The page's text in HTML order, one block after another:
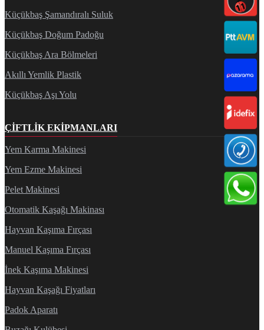
Küçükbaş Şamandıralı Suluk
Küçükbaş Doğum Padoğu
Küçükbaş Ara Bölmeleri
Akıllı Yemlik Plastik
Küçükbaş Aşı Yolu
ÇIFTLIK EKIPMANLARI
Yem Karma Makinesi
Yem Ezme Makinesi
Pelet Makinesi
Otomatik Kaşağı Makinası
Hayvan Kaşıma Fırçası
Manuel Kaşıma Fırçası
İnek Kaşıma Makinesi
Hayvan Kaşağı Fiyatları
Padok Aparatı